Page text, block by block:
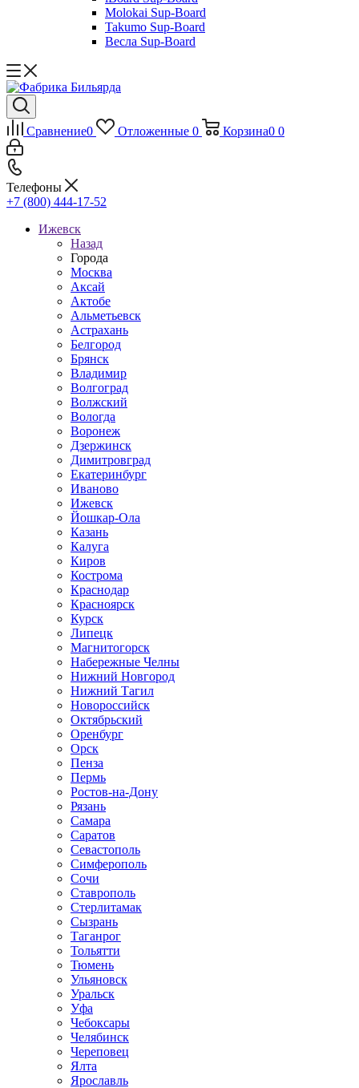
Molokai Sup-Board
Takumo Sup-Board
Весла Sup-Board
Сравнение0 Отложенные 0 Корзина0 0
Телефоны
+7 (800) 444-17-52
Ижевск
Назад
Города
Москва
Аксай
Актобе
Альметьевск
Астрахань
Белгород
Брянск
Владимир
Волгоград
Волжский
Вологда
Воронеж
Дзержинск
Димитровград
Екатеринбург
Иваново
Ижевск
Йошкар-Ола
Казань
Калуга
Киров
Кострома
Краснодар
Красноярск
Курск
Липецк
Магнитогорск
Набережные Челны
Нижний Новгород
Нижний Тагил
Новороссийск
Октябрьский
Оренбург
Орск
Пенза
Пермь
Ростов-на-Дону
Рязань
Самара
Саратов
Севастополь
Симферополь
Сочи
Ставрополь
Стерлитамак
Сызрань
Таганрог
Тольятти
Тюмень
Ульяновск
Уральск
Уфа
Чебоксары
Челябинск
Череповец
Ялта
Ярославль